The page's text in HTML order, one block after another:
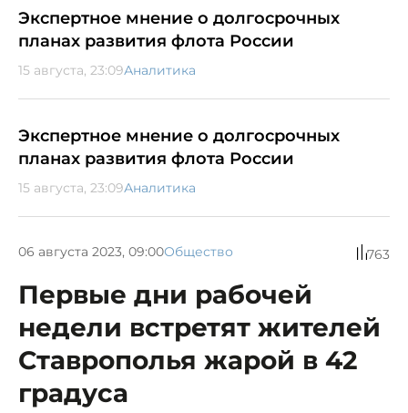
Экспертное мнение о долгосрочных
планах развития флота России
15 августа, 23:09Аналитика
Экспертное мнение о долгосрочных
планах развития флота России
15 августа, 23:09Аналитика
06 августа 2023, 09:00Общество 763
Первые дни рабочей
недели встретят жителей
Ставрополья жарой в 42
градуса